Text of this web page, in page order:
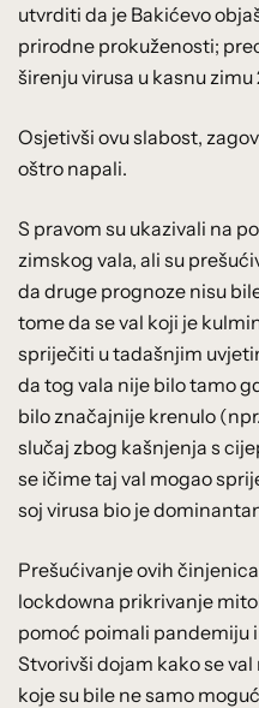
utvrditi da je Bakićevo
prirodne prokuženosti;
širenju virusa u kasnu zimu
Osjetivši ovu slabost,
oštro napali.
S pravom su ukazivali na
zimskog vala, ali su
da druge prognoze nisu
tome da se val koji je
spriječiti u tadašnjim
da tog vala nije bilo tamo
bilo značajnije krenulo
slučaj zbog kašnjenja s
se ičime taj val mogao
soj virusa bio je
Prešućivanje ovih
lockdowna prikrivanje
pomoć poimali pandemiju
Stvorivši dojam kako se
koje su bile ne samo